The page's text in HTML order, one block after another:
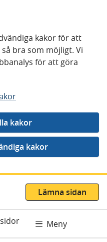
kakor för att
bra som möjligt. Vi
för att göra
Lämna sidan
Meny